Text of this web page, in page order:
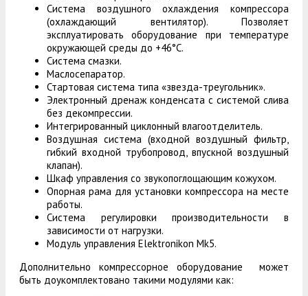
Система воздушного охлаждения компрессора
(охлаждающий вентилятор). Позволяет
эксплуатировать оборудование при температуре
окружающей среды до +46°С.
Система смазки.
Маслосепаратор.
Стартовая система типа «звезда-треугольник».
Электронный дренаж конденсата с системой слива
без декомпрессии.
Интегрированный циклонный влагоотделитель.
Воздушная система (входной воздушный фильтр,
гибкий входной трубопровод, впускной воздушный
клапан).
Шкаф управления со звукопоглощающим кожухом.
Опорная рама для установки компрессора на месте
работы.
Система регулировки производительности в
зависимости от нагрузки.
Модуль управления Elektronikon Mk5.
Дополнительно компрессорное оборудование может
быть доукомплектовано такими модулями как: